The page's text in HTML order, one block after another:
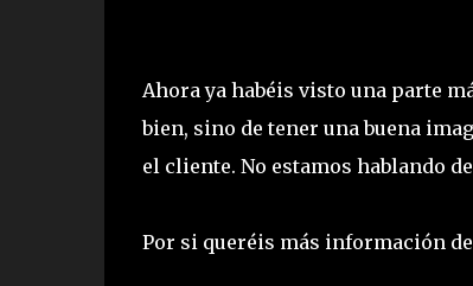
Ahora ya habéis visto una parte
bien, sino de tener una buena
el cliente. No estamos hablando
Por si queréis más información